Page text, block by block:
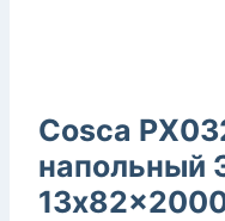
Cosca
напольный